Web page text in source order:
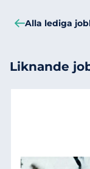
Alla lediga
Liknande